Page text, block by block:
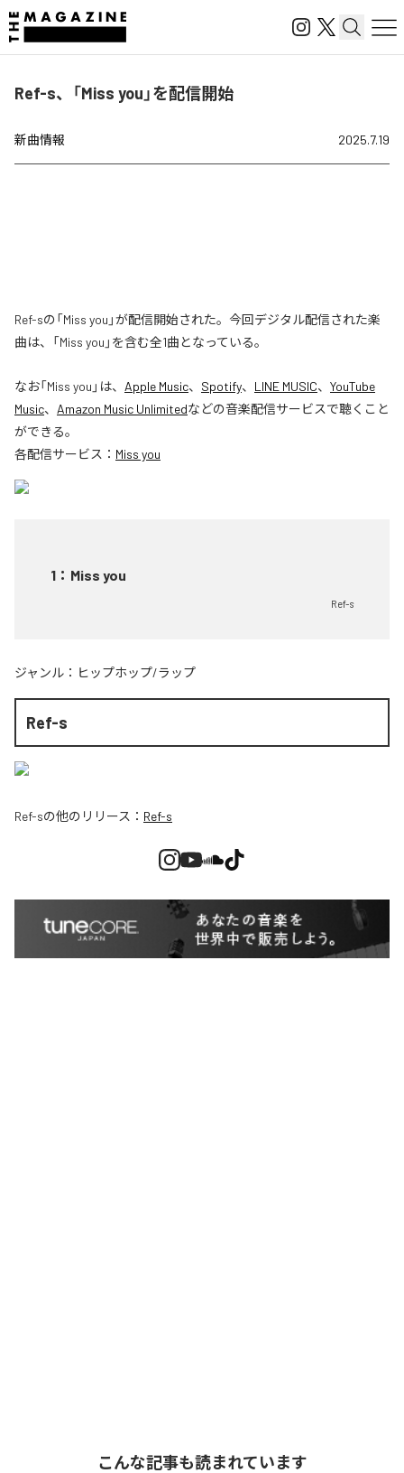
Ref-s、「Miss you」を配信開始
新曲情報 2025.7.19
Ref-sの「Miss you」が配信開始された。今回デジタル配信された楽
曲は、「Miss you」を含む全1曲となっている。
なお「Miss you 」は、 Apple Music、 Spotify、 LINE MUSIC、 YouTube
Music、 Amazon Music Unlimitedなどの音楽配信サービスで聴くこと
ができる。
各配信サービス： Miss you
1 ： Miss you
Ref-s
ジャンル： ヒップホップ/ラップ
Ref-s
Ref-sの他のリリース： Ref-s
こんな記事も読まれています